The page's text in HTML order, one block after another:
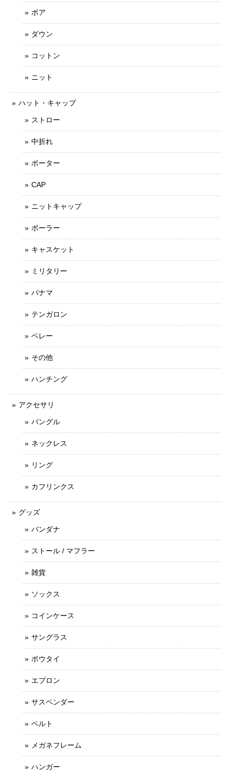
ボア
ダウン
コットン
ニット
ハット・キャップ
ストロー
中折れ
ボーター
CAP
ニットキャップ
ボーラー
キャスケット
ミリタリー
パナマ
テンガロン
ベレー
その他
ハンチング
アクセサリ
バングル
ネックレス
リング
カフリンクス
グッズ
バンダナ
ストール / マフラー
雑貨
ソックス
コインケース
サングラス
ボウタイ
エプロン
サスペンダー
ベルト
メガネフレーム
ハンガー